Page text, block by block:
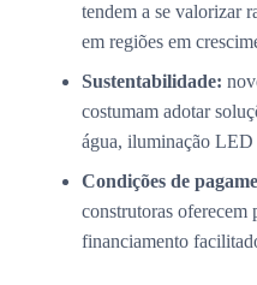
tendem a se valorizar
em regiões em
Sustentabilidade:
costumam adotar
água, iluminação LED
Condições de
construtoras oferecem
financiamento